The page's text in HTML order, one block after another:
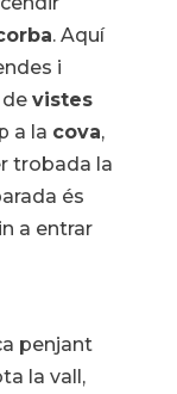
. Aquí
i
vistes
a la cova,
trobada la
és
a entrar
penjant
la vall,